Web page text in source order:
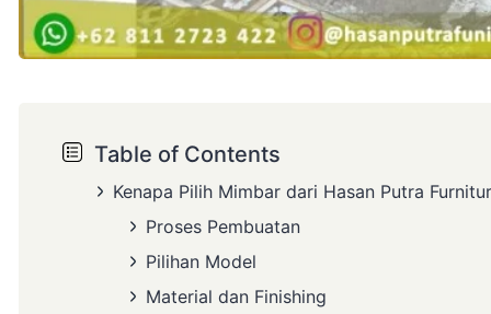
Table of Contents
Kenapa Pilih Mimbar dari Hasan Putra
Proses Pembuatan
Pilihan Model
Material dan Finishing